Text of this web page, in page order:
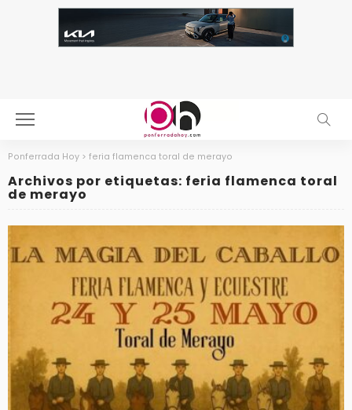
Ponferrada Hoy > feria flamenca toral de merayo
Archivos por etiquetas: feria flamenca toral
de merayo